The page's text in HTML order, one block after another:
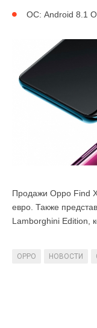
ОС: Android 8.1
Продажи Oppo Find
евро. Также
Lamborghini Edition,
OPPO НОВОСТИ